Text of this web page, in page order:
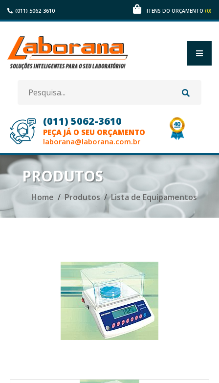
(011) 5062-3610 ITENS DO ORÇAMENTO (0)
(011) 5062-3610
PEÇA JÁ O SEU ORÇAMENTO
laborana@laborana.com.br
HOME
EMPRESA
NOSSOS CLIENTES
BLOG
CONSULTORIA
PRODUTOS
Home Produtos Lista de Equipamentos